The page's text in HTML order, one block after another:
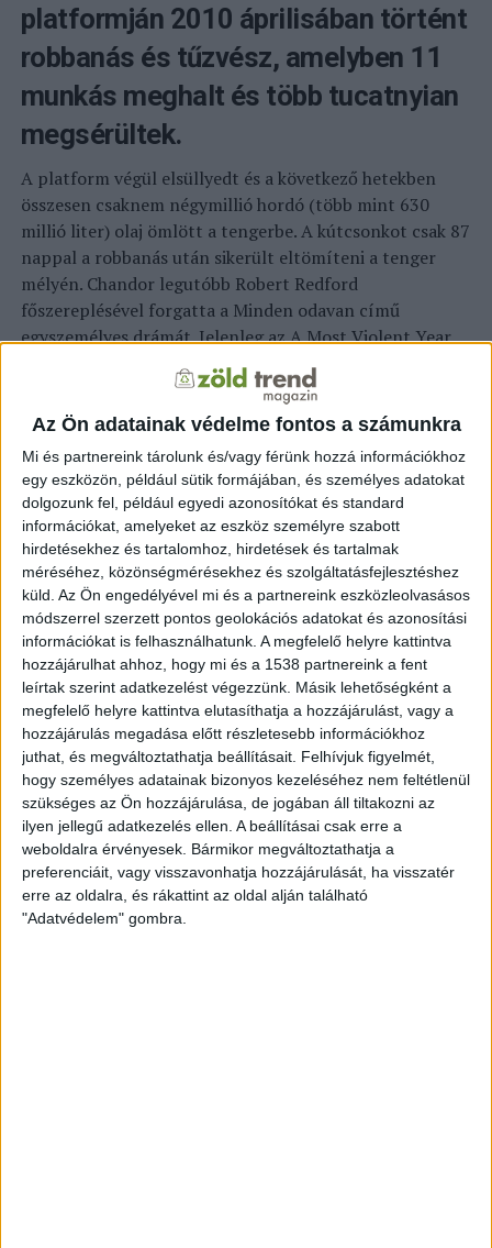
Az Ön adatainak védelme fontos a számunkra
Mi és partnereink tárolunk és/vagy férünk hozzá információkhoz
egy eszközön, például sütik formájában, és személyes adatokat
dolgozunk fel, például egyedi azonosítókat és standard
információkat, amelyeket az eszköz személyre szabott
hirdetésekhez és tartalomhoz, hirdetések és tartalmak
méréséhez, közönségmérésekhez és szolgáltatásfejlesztéshez
küld. Az Ön engedélyével mi és a partnereink eszközleolvasásos
módszerrel szerzett pontos geolokációs adatokat és azonosítási
információkat is felhasználhatunk. A megfelelő helyre kattintva
hozzájárulhat ahhoz, hogy mi és a 1538 partnereink a fent
leírtak szerint adatkezelést végezzünk. Másik lehetőségként a
megfelelő helyre kattintva elutasíthatja a hozzájárulást, vagy a
hozzájárulás megadása előtt részletesebb információkhoz
juthat, és megváltoztathatja beállításait. Felhívjuk figyelmét,
hogy személyes adatainak bizonyos kezeléséhez nem feltétlenül
szükséges az Ön hozzájárulása, de jogában áll tiltakozni az
ilyen jellegű adatkezelés ellen. A beállításai csak erre a
weboldalra érvényesek. Bármikor megváltoztathatja a
preferenciáit, vagy visszavonhatja hozzájárulását, ha visszatér
erre az oldalra, és rákattint az oldal alján található
"Adatvédelem" gombra.
platformján 2010 áprilisában történt
robbanás és tűzvész, amelyben 11
munkás meghalt és több tucatnyian
megsérültek.
A platform végül elsüllyedt és a következő hetekben
összesen csaknem négymillió hordó (több mint 630
millió liter) olaj ömlött a tengerbe. A kútcsonkot csak 87
nappal a robbanás után sikerült eltömíteni a tenger
mélyén. Chandor legutóbb Robert Redford
főszereplésével forgatta a Minden odavan című
egyszemélyes drámát. Jelenleg az A Most Violent Year
című, bevándorlókról szóló új filmjét forgatja Oscar
Isaac és Jessica Chastain főszereplésével. 2011-ben az
általa rendezett Krízispont című filmet jelölték a
forrás:index.hu
KAPCSOLÓDÓ TARTALOM:
DEEPWATER HORIZONT
DOKUMENTUMFILM
J.C CHANDOR OLAJKATASZTRÓFA
EZ IS ÉRDEKELHET
Újabb 18 milliárd dollárra büntették a BP-t
az amerikai olajkatasztrófa miatt
HOZZÁSZÓLÁS KÜLDÉSE